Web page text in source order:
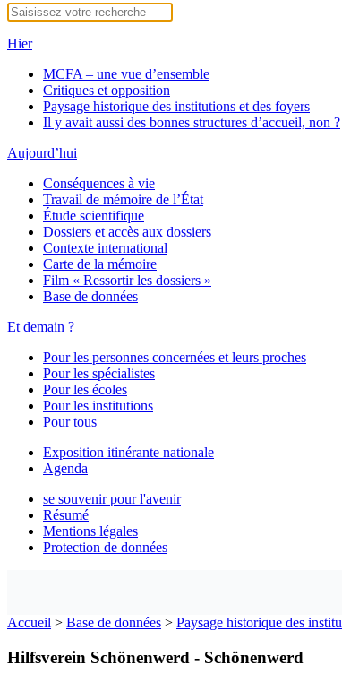
Hier
MCFA – une vue d’ensemble
Critiques et opposition
Paysage historique des institutions et des foyers
Il y avait aussi des bonnes structures d’accueil, non ?
Aujourd’hui
Conséquences à vie
Travail de mémoire de l’État
Étude scientifique
Dossiers et accès aux dossiers
Contexte international
Carte de la mémoire
Film « Ressortir les dossiers »
Base de données
Et demain ?
Pour les personnes concernées et leurs proches
Pour les spécialistes
Pour les écoles
Pour les institutions
Pour tous
Exposition itinérante nationale
Agenda
se souvenir pour l'avenir
Résumé
Mentions légales
Protection de données
Accueil > Base de données > Paysage historique des
Hilfsverein Schönenwerd - Schönenwerd